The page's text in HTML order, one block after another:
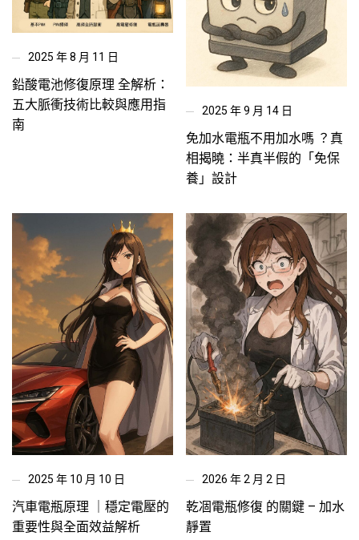
2025 年 8 月 11 日
鉛酸電池修復原理 全解析：
五大脈衝技術比較與應用指
南
2025 年 9 月 14 日
免加水電瓶不用加水嗎 ？真
相揭曉：半真半假的「免保
養」設計
2025 年 10 月 10 日
汽車電瓶原理 ｜穩定電壓的
重要性與全面效益解析
2026 年 2 月 2 日
乾凅電瓶修復 的關鍵 – 加水
靜置